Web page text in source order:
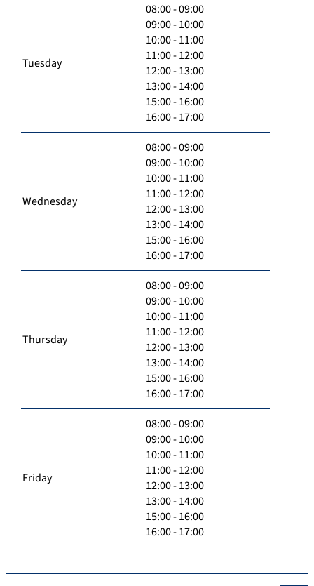
Tuesday
08:00 - 09:00
09:00 - 10:00
10:00 - 11:00
11:00 - 12:00
12:00 - 13:00
13:00 - 14:00
15:00 - 16:00
16:00 - 17:00
Wednesday
08:00 - 09:00
09:00 - 10:00
10:00 - 11:00
11:00 - 12:00
12:00 - 13:00
13:00 - 14:00
15:00 - 16:00
16:00 - 17:00
Thursday
08:00 - 09:00
09:00 - 10:00
10:00 - 11:00
11:00 - 12:00
12:00 - 13:00
13:00 - 14:00
15:00 - 16:00
16:00 - 17:00
Friday
08:00 - 09:00
09:00 - 10:00
10:00 - 11:00
11:00 - 12:00
12:00 - 13:00
13:00 - 14:00
15:00 - 16:00
16:00 - 17:00